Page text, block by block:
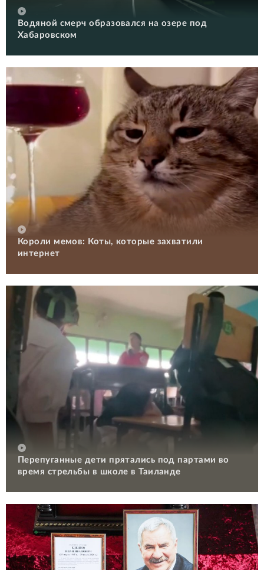
Водяной смерч образовался на озере под
Хабаровском
Короли мемов: Коты, которые захватили
интернет
Перепуганные дети прятались под партами во
время стрельбы в школе в Таиланде